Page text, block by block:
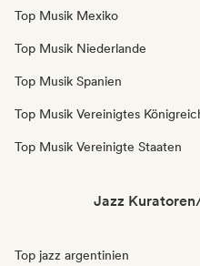
Top Musik Mexiko
Top Musik Niederlande
Top Musik Spanien
Top Musik Vereinigtes
Top Musik Vereinigte Staaten
Jazz
Top jazz argentinien